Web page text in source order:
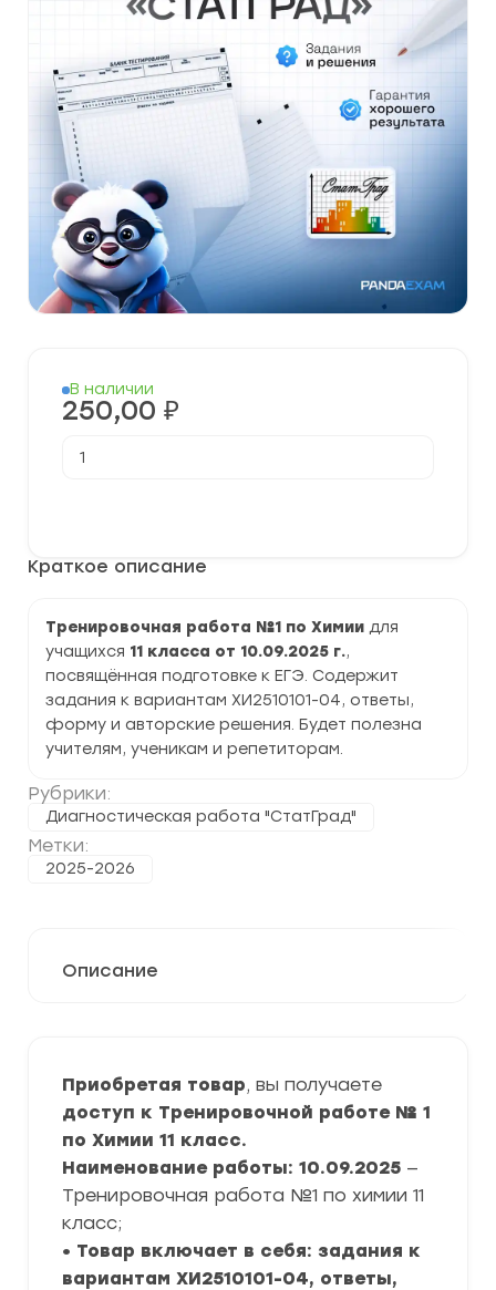
Краткое описание
Тренировочная работа №1 по Химии для
учащихся 11 класса от 10.09.2025 г.,
посвящённая подготовке к ЕГЭ. Содержит
задания к вариантам ХИ2510101-04, ответы,
форму и авторские решения. Будет полезна
учителям, ученикам и репетиторам.
Рубрики:
Диагностическая работа "СтатГрад"
Метки:
2025-2026
В наличии
250,00 ₽
товара
химии
(ХИ2510101-
04)
задания
и
ответы
Описание
Приобретая товар, вы получаете
доступ к Тренировочной работе № 1
по Химии 11 класс.
Наименование работы: 10.09.2025 —
Тренировочная работа №1 по химии 11
класс;
• Товар включает в себя: задания к
вариантам ХИ2510101-04, ответы,